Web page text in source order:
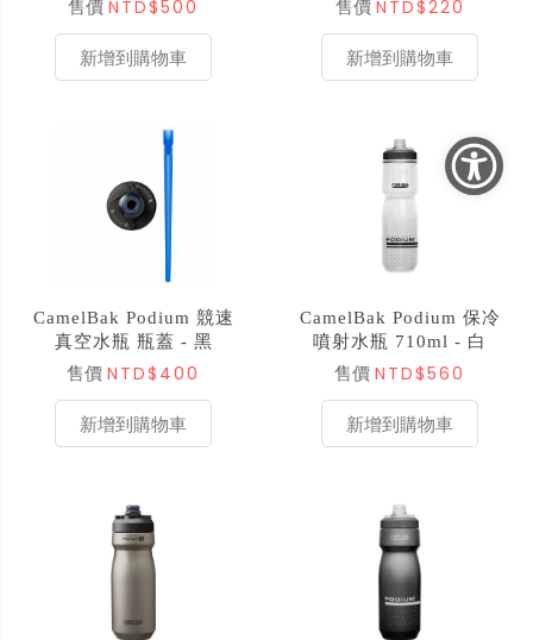
售價 NTD$500
新增到購物車
售價 NTD$220
新增到購物車
CamelBak Podium 競速
真空水瓶 瓶蓋 - 黑
售價 NTD$400
新增到購物車
CamelBak Podium 保冷
噴射水瓶 710ml - 白
售價 NTD$560
新增到購物車